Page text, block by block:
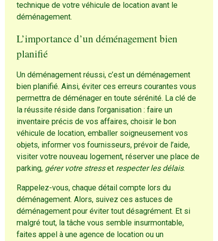
technique de votre véhicule de location avant le
déménagement.
L’importance d’un déménagement bien
planifié
Un déménagement réussi, c’est un déménagement
bien planifié. Ainsi, éviter ces erreurs courantes vous
permettra de déménager en toute sérénité. La clé de
la réussite réside dans l’organisation : faire un
inventaire précis de vos affaires, choisir le bon
véhicule de location, emballer soigneusement vos
objets, informer vos fournisseurs, prévoir de l’aide,
visiter votre nouveau logement, réserver une place de
parking, gérer votre stresset respecter les délais.
Rappelez-vous, chaque détail compte lors du
déménagement. Alors, suivez ces astuces de
déménagement pour éviter tout désagrément. Et si
malgré tout, la tâche vous semble insurmontable,
faites appel à une agence de location ou un